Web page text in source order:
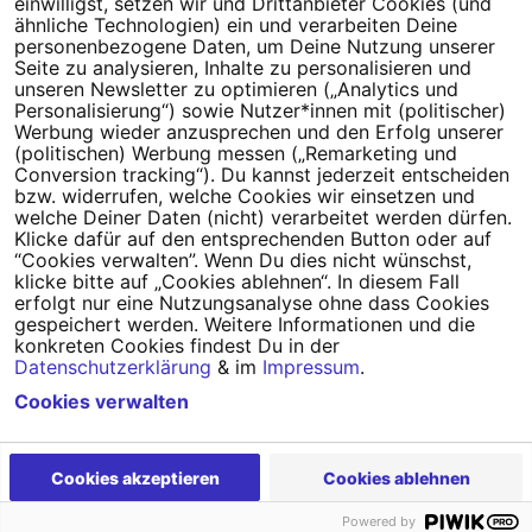
Tipps für deine Petition
Darum WeAct
Partnerprogramm
Erfolgreiche Petitionen
FAQs
Nutzungsbedingungen
Datenschutz
Impressum
Cookie-Einstellungen
Powered byCampact
ähnliche Technologien) ein und verarbeiten Deine
personenbezogene Daten, um Deine Nutzung unserer
Seite zu analysieren, Inhalte zu personalisieren und
unseren Newsletter zu optimieren („Analytics und
Personalisierung“) sowie Nutzer*innen mit (politischer)
Werbung wieder anzusprechen und den Erfolg unserer
(politischen) Werbung messen („Remarketing und
Conversion tracking“). Du kannst jederzeit entscheiden
bzw. widerrufen, welche Cookies wir einsetzen und
welche Deiner Daten (nicht) verarbeitet werden dürfen.
Klicke dafür auf den entsprechenden Button oder auf
“Cookies verwalten”. Wenn Du dies nicht wünschst,
klicke bitte auf „Cookies ablehnen“. In diesem Fall
erfolgt nur eine Nutzungsanalyse ohne dass Cookies
gespeichert werden. Weitere Informationen und die
konkreten Cookies findest Du in der
Datenschutzerklärung & im Impressum.
Cookies akzeptieren Cookies ablehnen
Cookies verwalten
Powered by